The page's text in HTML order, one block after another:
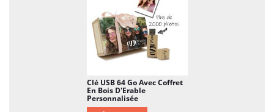
Clé USB 64 Go Avec Coffret
En Bois D'Erable
Personnalisée